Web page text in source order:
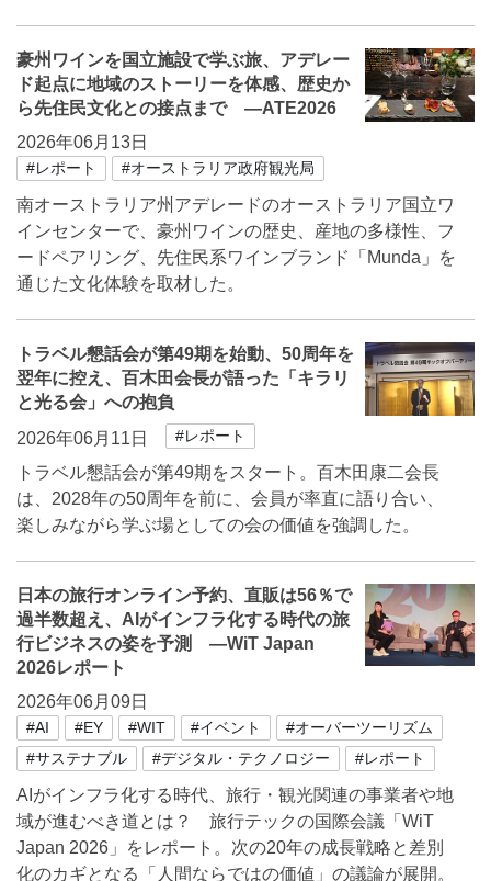
豪州ワインを国立施設で学ぶ旅、アデレー
ド起点に地域のストーリーを体感、歴史か
ら先住民文化との接点まで ―ATE2026
2026年06月13日
#レポート #オーストラリア政府観光局
南オーストラリア州アデレードのオーストラリア国立ワ
インセンターで、豪州ワインの歴史、産地の多様性、フ
ードペアリング、先住民系ワインブランド「Munda」を
通じた文化体験を取材した。
トラベル懇話会が第49期を始動、50周年を
翌年に控え、百木田会長が語った「キラリ
と光る会」への抱負
2026年06月11日
#レポート
トラベル懇話会が第49期をスタート。百木田康二会長
は、2028年の50周年を前に、会員が率直に語り合い、
楽しみながら学ぶ場としての会の価値を強調した。
日本の旅行オンライン予約、直販は56％で
過半数超え、AIがインフラ化する時代の旅
行ビジネスの姿を予測 ―WiT Japan
2026レポート
2026年06月09日
#AI #EY #WIT #イベント
#オーバーツーリズム
#サステナブル
#デジタル・テクノロジー #レポート
AIがインフラ化する時代、旅行・観光関連の事業者や地
域が進むべき道とは？ 旅行テックの国際会議「WiT
Japan 2026」をレポート。次の20年の成長戦略と差別
化のカギとなる「人間ならではの価値」の議論が展開。